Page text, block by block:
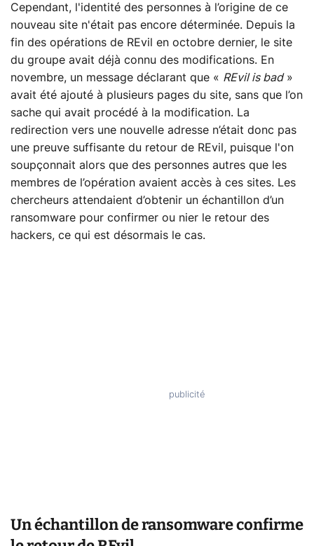
Cependant, l'identité des personnes à l’origine de ce
nouveau site n'était pas encore déterminée. Depuis la
fin des opérations de REvil en octobre dernier, le site
du groupe avait déjà connu des modifications. En
novembre, un message déclarant que « REvil is bad»
avait été ajouté à plusieurs pages du site, sans que l’on
sache qui avait procédé à la modification. La
redirection vers une nouvelle adresse n’était donc pas
une preuve suffisante du retour de REvil, puisque l'on
soupçonnait alors que des personnes autres que les
membres de l’opération avaient accès à ces sites. Les
chercheurs attendaient d’obtenir un échantillon d’un
ransomware pour confirmer ou nier le retour des
hackers, ce qui est désormais le cas.
Un échantillon de ransomware confirme